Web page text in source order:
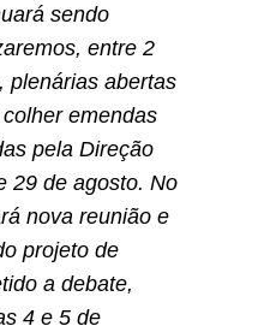
sendo
entre 2
plenárias abertas
emendas
pela Direção
29 de agosto. No
nova reunião e
projeto de
a debate,
4 e 5 de